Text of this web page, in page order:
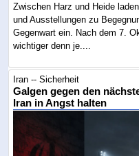
Zwischen Harz und Heide
und Ausstellungen zu
Gegenwart ein. Nach dem 7.
wichtiger denn je....
Iran -- Sicherheit
Galgen gegen den
Iran in Angst halten